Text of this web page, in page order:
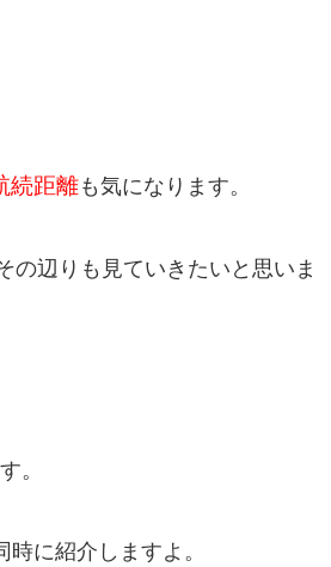
続距離も気になります。
の辺りも見ていきたいと思いま
。
に紹介しますよ。